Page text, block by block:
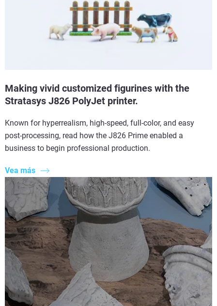
Making vivid customized figurines with the
Stratasys J826 PolyJet printer.
Known for hyperrealism, high-speed, full-color, and easy
post-processing, read how the J826 Prime enabled a
business to begin professional production.
Vea más